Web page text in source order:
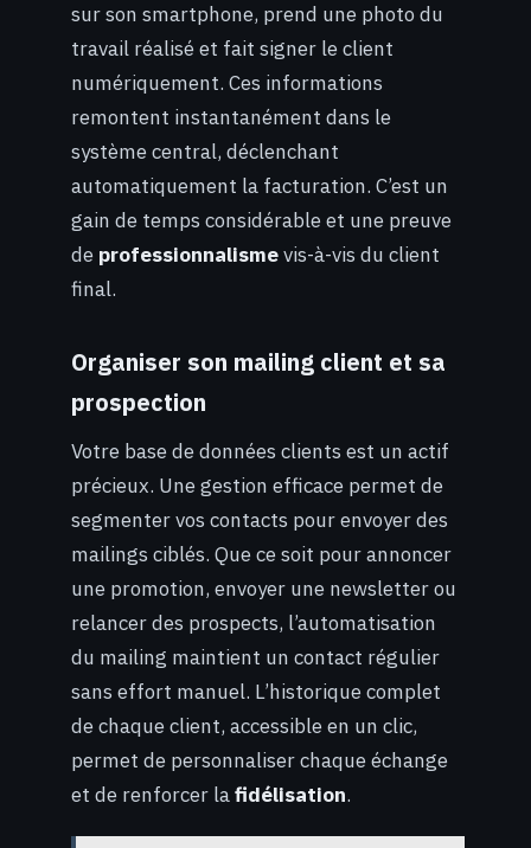
sur son smartphone, prend une photo du
travail réalisé et fait signer le client
numériquement. Ces informations
remontent instantanément dans le
système central, déclenchant
automatiquement la facturation. C’est un
gain de temps considérable et une preuve
de professionnalismevis-à-vis du client
final.
Organiser son mailing client et sa
prospection
Votre base de données clients est un actif
précieux. Une gestion efficace permet de
segmenter vos contacts pour envoyer des
mailings ciblés. Que ce soit pour annoncer
une promotion, envoyer une newsletter ou
relancer des prospects, l’automatisation
du mailing maintient un contact régulier
sans effort manuel. L’historique complet
de chaque client, accessible en un clic,
permet de personnaliser chaque échange
et de renforcer lafidélisation.